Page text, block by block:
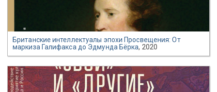
Британские интеллектуалы эпохи Просвещения: От
маркиза Галифакса до Эдмунда Бёрка, 2020